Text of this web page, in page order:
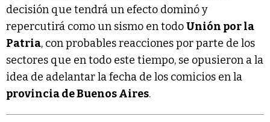
decisión que tendrá un efecto dominó y
repercutirá como un sismo en todoUnión por la
Patria, con probables reacciones por parte de los
sectores que en todo este tiempo, se opusieron a la
idea de adelantar la fecha de los comicios en la
provincia de Buenos Aires.